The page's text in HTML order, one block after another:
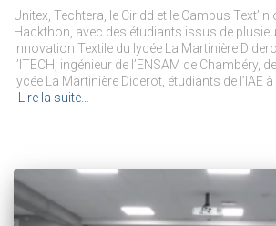
Unitex, Techtera, le Ciridd et le Campus
Hackthon, avec des étudiants issus de
innovation Textile du lycée La Martinière
l’ITECH, ingénieur de l’ENSAM de Chambéry,
lycée La Martinière Diderot, étudiants de l’IAE
Lire la suite…